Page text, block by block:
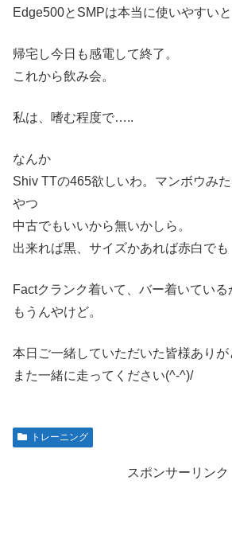
Edge500とSMPは本当に使いやすいと
帰宅し今日も感電して終了。
これから飲み会。
私は、嗜む程度で…..
なんか
Shiv TTの465欲しいわ。マンボウみ
やつ
中古でもいいから無いかしら。
出来れば黒、サイズかあれば赤白でも
Factクランク着いて、バー着いてい
もうんやけど。
本日ご一緒していただいた皆様ありが
また一緒に走ってください(^-^)/
トレーニング
スポンサーリンク